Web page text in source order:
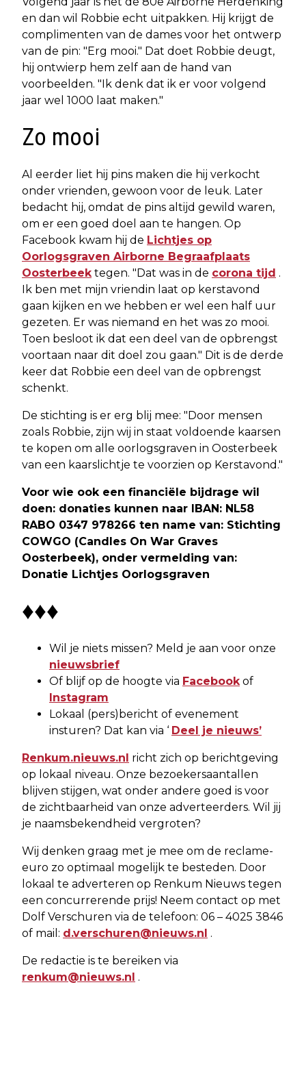
en dan wil Robbie echt uitpakken. Hij krijgt de
complimenten van de dames voor het ontwerp
van de pin: "Erg mooi." Dat doet Robbie deugt,
hij ontwierp hem zelf aan de hand van
voorbeelden. "Ik denk dat ik er voor volgend
jaar wel 1000 laat maken."
Zo mooi
Al eerder liet hij pins maken die hij verkocht
onder vrienden, gewoon voor de leuk. Later
bedacht hij, omdat de pins altijd gewild waren,
om er een goed doel aan te hangen. Op
Facebook kwam hij de Lichtjes op
Oorlogsgraven Airborne Begraafplaats
Oosterbeektegen. "Dat was in de corona tijd .
Ik ben met mijn vriendin laat op kerstavond
gaan kijken en we hebben er wel een half uur
gezeten. Er was niemand en het was zo mooi.
Toen besloot ik dat een deel van de opbrengst
voortaan naar dit doel zou gaan." Dit is de derde
keer dat Robbie een deel van de opbrengst
schenkt.
De stichting is er erg blij mee: "Door mensen
zoals Robbie, zijn wij in staat voldoende kaarsen
te kopen om alle oorlogsgraven in Oosterbeek
van een kaarslichtje te voorzien op Kerstavond."
Voor wie ook een financiële bijdrage wil
doen: donaties kunnen naar IBAN: NL58
RABO 0347 978266 ten name van: Stichting
COWGO (Candles On War Graves
Oosterbeek), onder vermelding van:
Donatie Lichtjes Oorlogsgraven
♦♦♦
Wil je niets missen? Meld je aan voor onze
nieuwsbrief
Of blijf op de hoogte via Facebookof
Instagram
Lokaal (pers)bericht of evenement
insturen? Dat kan via ‘ Deel je nieuws’
Renkum.nieuws.nl richt zich op berichtgeving
op lokaal niveau. Onze bezoekersaantallen
blijven stijgen, wat onder andere goed is voor
de zichtbaarheid van onze adverteerders. Wil jij
je naamsbekendheid vergroten?
Wij denken graag met je mee om de reclame-
euro zo optimaal mogelijk te besteden. Door
lokaal te adverteren op Renkum Nieuws tegen
een concurrerende prijs! Neem contact op met
Dolf Verschuren via de telefoon: 06 – 4025 3846
of mail: d.verschuren@nieuws.nl .
De redactie is te bereiken via
renkum@nieuws.nl .